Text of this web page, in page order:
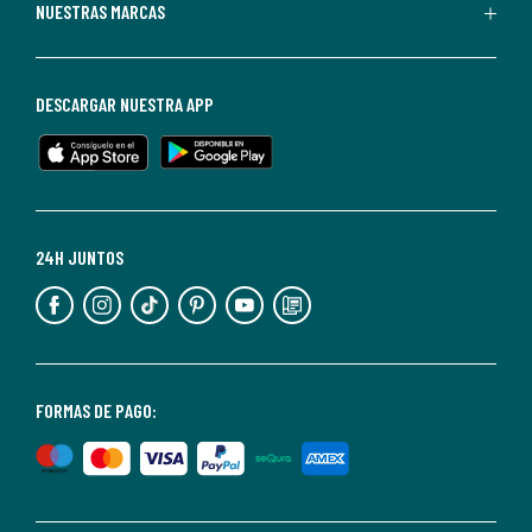
de
en
cualquier
Para
información,
puedes
nuestra
de
privacidad</2>.
NUESTRAS MARCAS
FORMAS DE PAGO:
24H JUNTOS
DESCARGAR NUESTRA APP